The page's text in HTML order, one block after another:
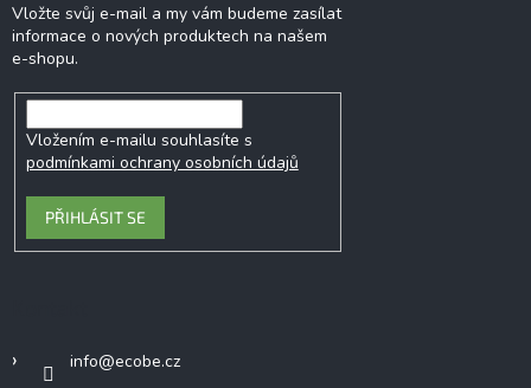
Vložte svůj e-mail a my vám budeme zasílat
informace o nových produktech na našem
e-shopu.
Vložením e-mailu souhlasíte s
podmínkami ochrany osobních údajů
PŘIHLÁSIT SE
info@ecobe.cz